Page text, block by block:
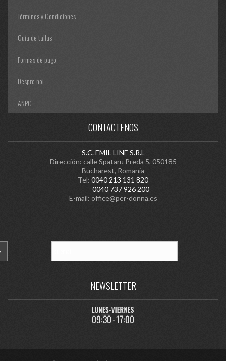
Términos y Condiciones
Guía de tallas
Formas de pago
Despre noi
ANPC
CONTACTENOS
S.C. EMIL LINE S.R.L
Dirección: calle Spataru Preda 5, 050185
Bucharest, Romania
Tel: 0040 213 131 820
0040 737 926 200
E-mail: office@per-donna.es
NEWSLETTER